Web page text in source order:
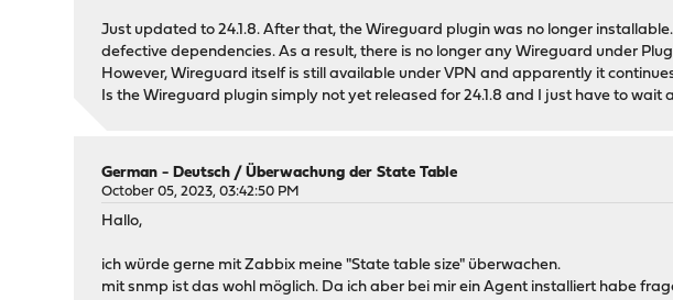
Just updated to 24.1.8. After that, the Wireguard plugin was no longer
defective dependencies. As a result, there is no longer any Wireguard under
However, Wireguard itself is still available under VPN and apparently it
Is the Wireguard plugin simply not yet released for 24.1.8 and I just have to
German - Deutsch /Überwachung der State Table
October 05, 2023, 03:42:50 PM
Hallo,
ich würde gerne mit Zabbix meine "State table size" überwachen.
mit snmp ist das wohl möglich. Da ich aber bei mir ein Agent installiert habe